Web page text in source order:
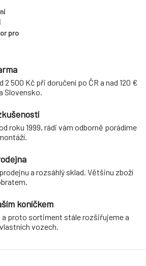
pro
průměr
2 500 Kč při doručení po ČR a nad 120 €
Slovensko.
roku 1999, rádi vám odborně porádíme
a rozsáhlý sklad. Většinu zboží
koníčkem
a proto sortiment stále rozšiřujeme a
vozech.